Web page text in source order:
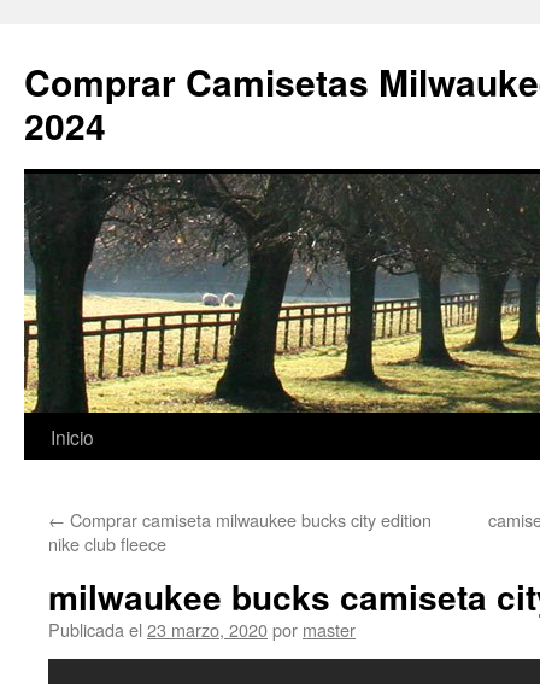
Comprar Camisetas
2024
Saltar
contenido
Inicio
← Comprar camiseta milwaukee bucks city edition
nike club fleece
milwaukee bucks camiseta
Publicada el 23 marzo, 2020por master